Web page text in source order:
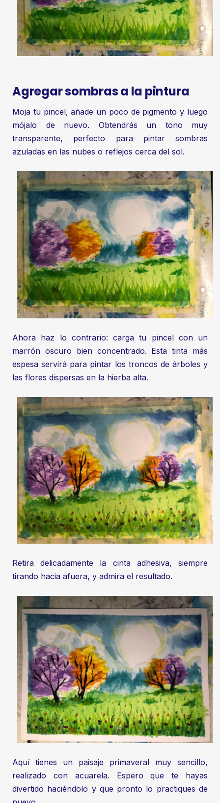
Agregar sombras a la pintura
Moja tu pincel, añade un poco de pigmento y luego
mójalo de nuevo. Obtendrás un tono muy
transparente, perfecto para pintar sombras
azuladas en las nubes o reflejos cerca del sol.
Ahora haz lo contrario: carga tu pincel con un
marrón oscuro bien concentrado. Esta tinta más
espesa servirá para pintar los troncos de árboles y
las flores dispersas en la hierba alta.
Retira delicadamente la cinta adhesiva, siempre
tirando hacia afuera, y admira el resultado.
Aquí tienes un paisaje primaveral muy sencillo,
realizado con acuarela. Espero que te hayas
divertido haciéndolo y que pronto lo practiques de